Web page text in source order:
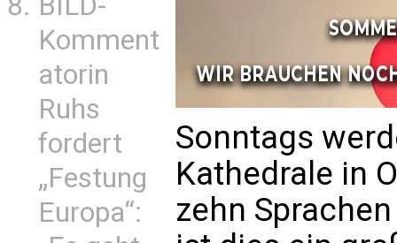
Komment
atorin
Ruhs
fordert
„Festung
Europa“:
Sonntags
Kathedrale in
zehn